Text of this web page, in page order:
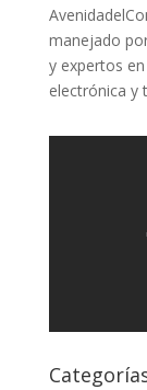
manejado
y expertos
electrónica y